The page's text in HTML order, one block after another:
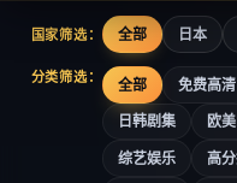
国家筛选： 全部 日本
分类筛选： 全部 免费高清
日韩剧集
欧
综艺娱乐
高